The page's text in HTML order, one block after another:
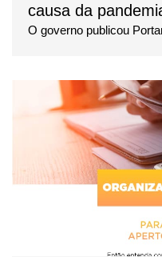
causa da
O governo publicou